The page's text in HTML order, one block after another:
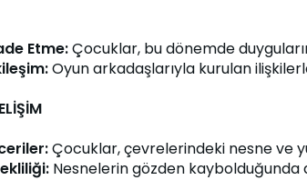
Etme: Çocuklar, bu dönemde
Oyun arkadaşlarıyla kurulan
Çocuklar, çevrelerindeki nesne ve
Nesnelerin gözden